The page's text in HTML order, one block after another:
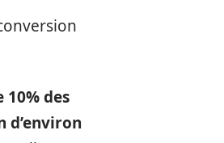
des
d’environ